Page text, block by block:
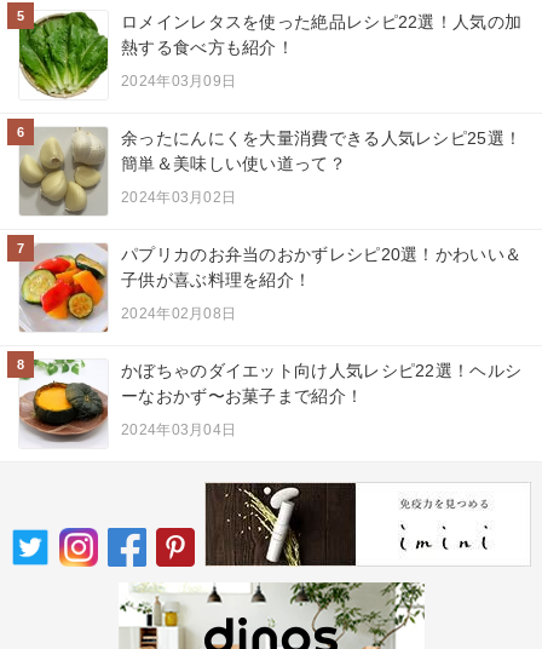
5
ロメインレタスを使った絶品レシピ22選！人気の加
熱する食べ方も紹介！
2024年03月09日
6
余ったにんにくを大量消費できる人気レシピ25選！
簡単＆美味しい使い道って？
2024年03月02日
7
パプリカのお弁当のおかずレシピ20選！かわいい＆
子供が喜ぶ料理を紹介！
2024年02月08日
8
かぼちゃのダイエット向け人気レシピ22選！ヘルシ
ーなおかず〜お菓子まで紹介！
2024年03月04日